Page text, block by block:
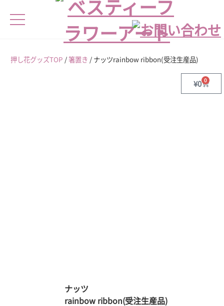
押し花グッズTOP /箸置き / ナッツrainbow ribbon(受注生産品)
¥0 0
ナッツ
rainbow ribbon(受注生産品)